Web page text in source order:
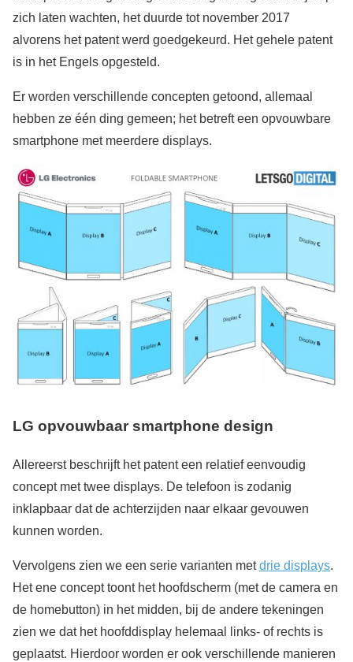
zich laten wachten, het duurde tot november 2017
alvorens het patent werd goedgekeurd. Het gehele patent
is in het Engels opgesteld.
Er worden verschillende concepten getoond, allemaal
hebben ze één ding gemeen; het betreft een opvouwbare
smartphone met meerdere displays.
LG opvouwbaar smartphone design
Allereerst beschrijft het patent een relatief eenvoudig
concept met twee displays. De telefoon is zodanig
inklapbaar dat de achterzijden naar elkaar gevouwen
kunnen worden.
Vervolgens zien we een serie varianten metdrie displays.
Het ene concept toont het hoofdscherm (met de camera en
de homebutton) in het midden, bij de andere tekeningen
zien we dat het hoofddisplay helemaal links- of rechts is
geplaatst. Hierdoor worden er ook verschillende manieren